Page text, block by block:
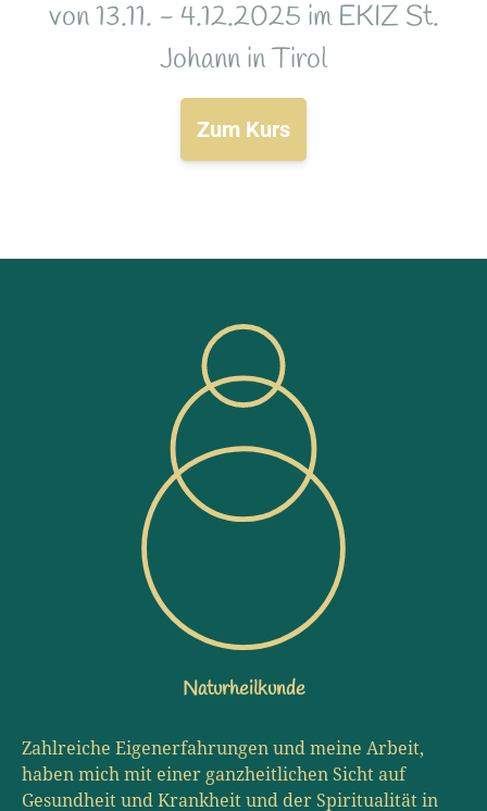
von 13.11. - 4.12.2025 im EKIZ St.
Johann in Tirol
Zum Kurs
Naturheilkunde
Zahlreiche Eigenerfahrungen und meine Arbeit,
haben mich mit einer ganzheitlichen Sicht auf
Gesundheit und Krankheit und der Spiritualität in